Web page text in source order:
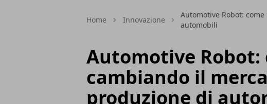
Home Innovazione
Automotive Robot:
automobili
Automotive Robot:
cambiando il
produzione di